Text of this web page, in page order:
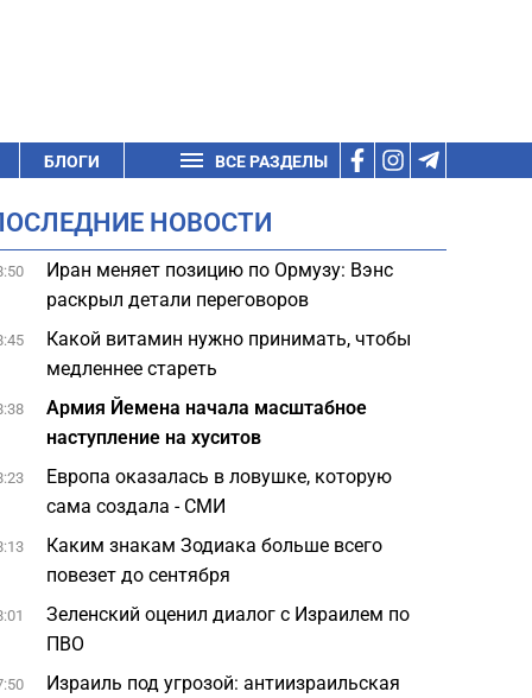
БЛОГИ ВСЕ РАЗДЕЛЫ
НОВОСТИ
Иран меняет позицию по Ормузу: Вэнс
раскрыл детали переговоров
Какой витамин нужно принимать, чтобы
медленнее стареть
Армия Йемена начала масштабное
наступление на хуситов
Европа оказалась в ловушке, которую
сама создала - СМИ
Каким знакам Зодиака больше всего
повезет до сентября
Зеленский оценил диалог с Израилем по
ПВО
Израиль под угрозой: антиизраильская